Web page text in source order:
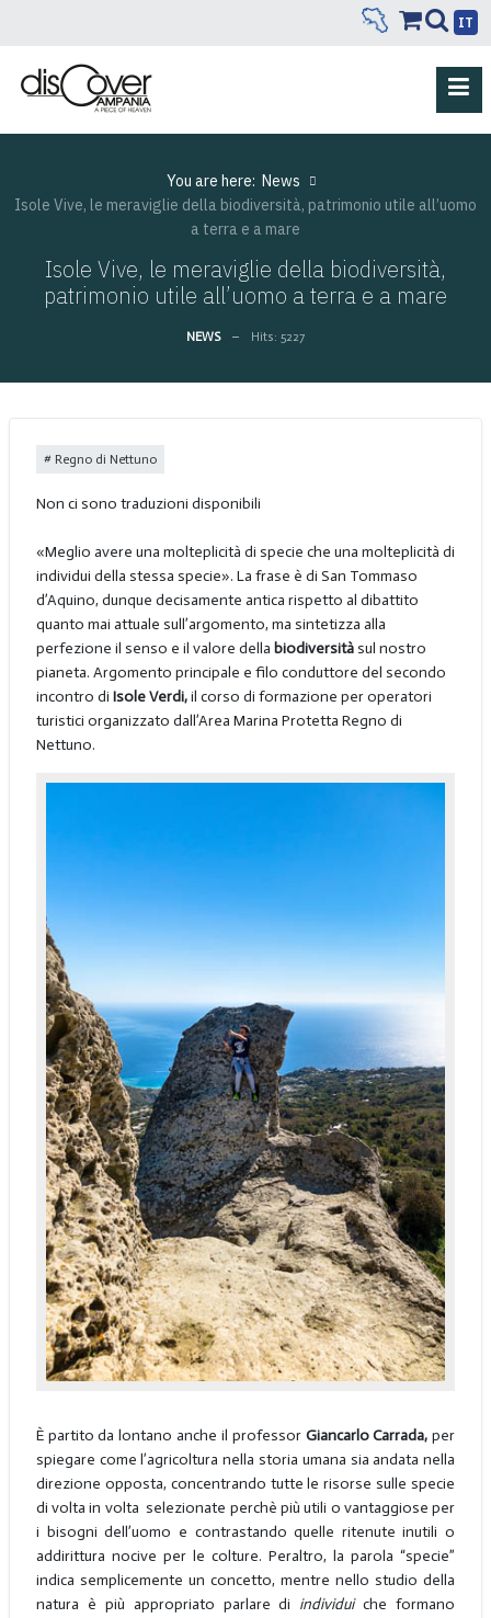
IT
You are here: News
Isole Vive, le meraviglie della biodiversità, patrimonio utile all’uomo
a terra e a mare
Isole Vive, le meraviglie della biodiversità,
patrimonio utile all’uomo a terra e a mare
NEWS Hits: 5227
Regno di Nettuno
Non ci sono traduzioni disponibili
«Meglio avere una molteplicità di specie che una molteplicità di
individui della stessa specie». La frase è di San Tommaso
d’Aquino, dunque decisamente antica rispetto al dibattito
quanto mai attuale sull’argomento, ma sintetizza alla
perfezione il senso e il valore della biodiversitàsul nostro
pianeta. Argomento principale e filo conduttore del secondo
incontro di Isole Verdi,il corso di formazione per operatori
turistici organizzato dall’Area Marina Protetta Regno di
Nettuno.
È partito da lontano anche il professor Giancarlo Carrada, per
spiegare come l’agricoltura nella storia umana sia andata nella
direzione opposta, concentrando tutte le risorse sulle specie
di volta in volta selezionate perchè più utili o vantaggiose per
i bisogni dell’uomo e contrastando quelle ritenute inutili o
addirittura nocive per le colture. Peraltro, la parola “specie”
indica semplicemente un concetto, mentre nello studio della
natura è più appropriato parlare di individuiche formano